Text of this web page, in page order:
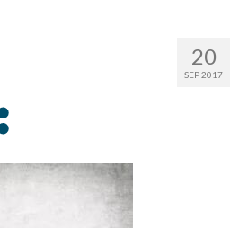
y Literatura
20
SEP 2017